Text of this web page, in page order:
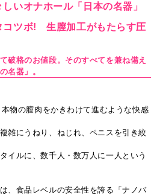
いオナホール「日本の名器」
コツボ! 生膣加工がもたらす圧
破格のお値段。そのすべてを兼ね備え
名器」。
物の膣肉をかきわけて進むような快感
雑にうねり、ねじれ、ペニスを引き絞
イルに、数千人・数万人に一人という
、食品レベルの安全性を誇る「ナノバ